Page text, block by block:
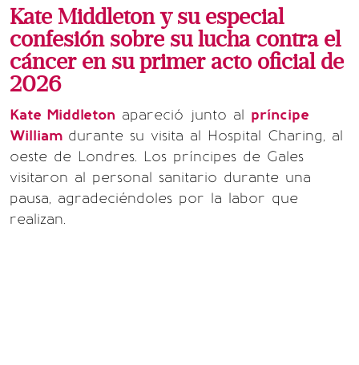
Kate Middleton y su especial
confesión sobre su lucha contra el
cáncer en su primer acto oficial de
2026
Kate Middleton apareció junto al príncipe
William durante su visita al Hospital Charing, al
oeste de Londres. Los príncipes de Gales
visitaron al personal sanitario durante una
pausa, agradeciéndoles por la labor que
realizan.